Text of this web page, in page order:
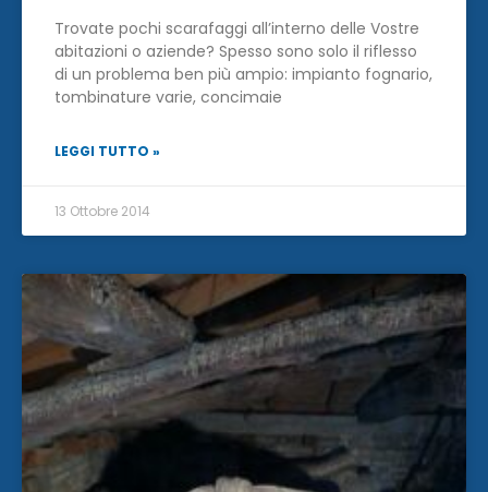
Trovate pochi scarafaggi all’interno delle Vostre
abitazioni o aziende? Spesso sono solo il riflesso
di un problema ben più ampio: impianto fognario,
tombinature varie, concimaie
LEGGI TUTTO »
13 Ottobre 2014